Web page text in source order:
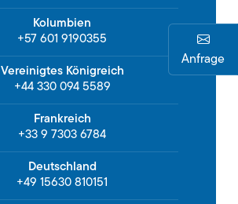
Kolumbien
+57 601 9190355
Vereinigtes Königreich
+44 330 094 5589
Frankreich
+33 9 7303 6784
Deutschland
+49 15630 810151
Anfrage